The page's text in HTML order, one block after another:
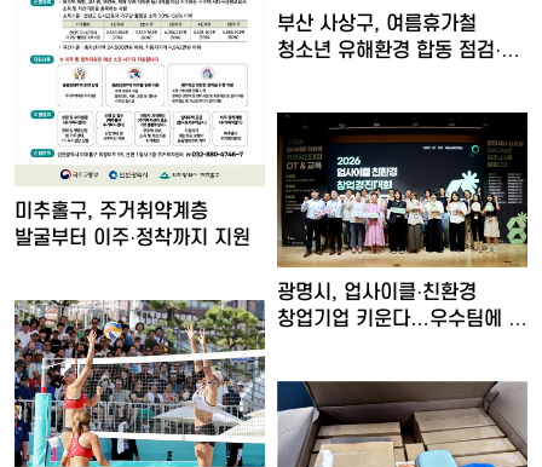
미추홀구, 주거취약계층
발굴부터 이주·정착까지 지원
부산 사상구, 여름휴가철
청소년 유해환경 합동 점검·
광명시, 업사이클·친환경
창업기업 키운다…우수팀에 총